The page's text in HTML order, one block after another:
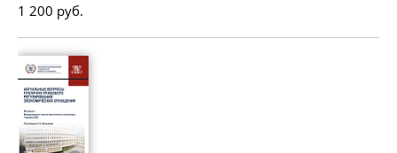
1 200 руб.